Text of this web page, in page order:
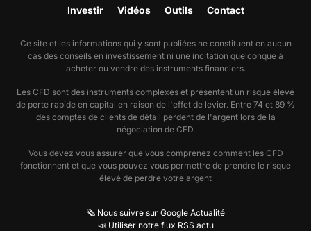
Investir Vidéos Outils Contact
Ce site et les informations qui y sont publiées ne constituent en aucun
cas des conseils en investissement ni une incitation quelconque à
acheter ou vendre des instruments financiers.
Les CFD sont des instruments complexes et présentent un risque élevé
de perte rapide en capital en raison de l'effet de levier. Entre 74 et 89 %
des comptes de clients de détail perdent de l'argent lors de la
négociation de CFD.
Vous devez vous assurer que vous comprenez comment les CFD
fonctionnent et que vous pouvez vous permettre de prendre le risque
élevé de perdre votre argent
🗞️ Nous suivre sur Google Actualité
📣 Utiliser notre flux RSS actu